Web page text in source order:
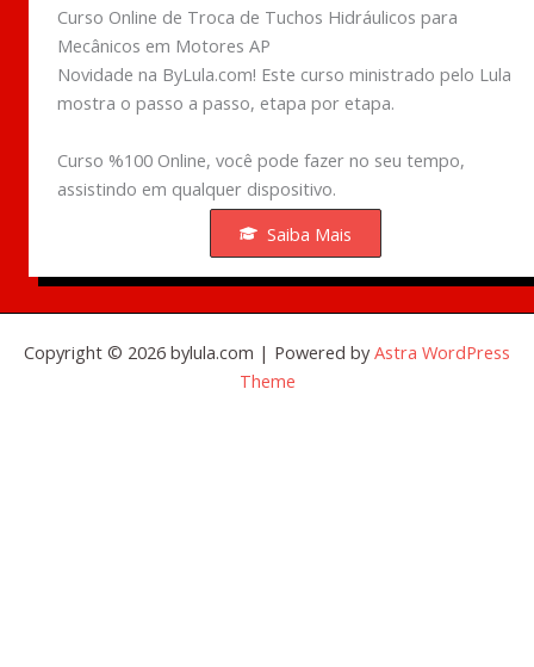
Curso Online de Troca de Tuchos Hidráulicos para
Mecânicos em Motores AP
Novidade na ByLula.com! Este curso ministrado pelo Lula
mostra o passo a passo, etapa por etapa.
Curso %100 Online, você pode fazer no seu tempo,
assistindo em qualquer dispositivo.
Saiba Mais
Copyright © 2026 bylula.com | Powered byAstra WordPress
Theme